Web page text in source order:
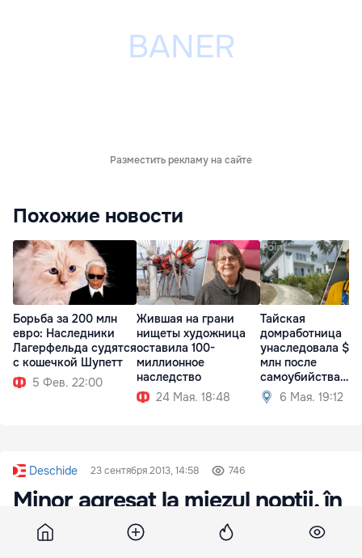
Разместить рекламу на сайте
Похожие новости
Борьба за 200 млн
евро: Наследники
Лагерфельда судятся
с кошечкой Шупетт
5 Фев. 22:00
Жившая на грани
нищеты художница
оставила 100-
миллионное
наследство
24 Мая. 18:48
Тайская
домработница
унаследовала
млн после
самоубийства
хозяйки
6 Мая. 19:12
Deschide 23 сентября 2013, 14:58 746
Minor agresat la miezul nopții, în
sectorul Botanica